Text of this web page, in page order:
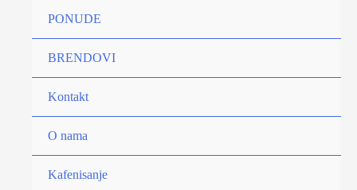
PONUDE
BRENDOVI
Kontakt
O nama
Kafenisanje
Čaj
količina